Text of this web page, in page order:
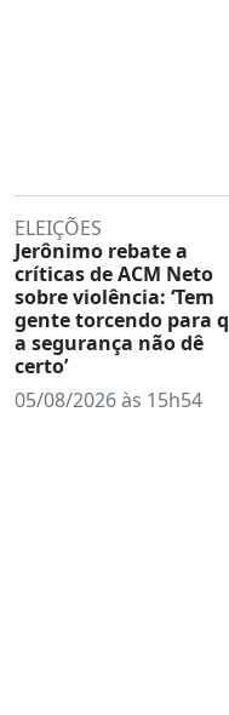
ELEIÇÕES
Jerônimo rebate a
críticas de ACM Neto
sobre violência: ‘Tem
gente torcendo para
a segurança não dê
certo’
05/08/2026 às 15h54